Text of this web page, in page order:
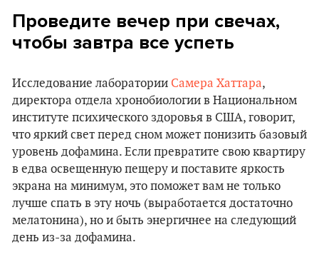
Проведите вечер при свечах,
чтобы завтра все успеть
Исследование лаборатории Самера Хаттара,
директора отдела хронобиологии в Национальном
институте психического здоровья в США, говорит,
что яркий свет перед сном может понизить базовый
уровень дофамина. Если превратите свою квартиру
в едва освещенную пещеру и поставите яркость
экрана на минимум, это поможет вам не только
лучше спать в эту ночь (выработается достаточно
мелатонина), но и быть энергичнее на следующий
день из-за дофамина.